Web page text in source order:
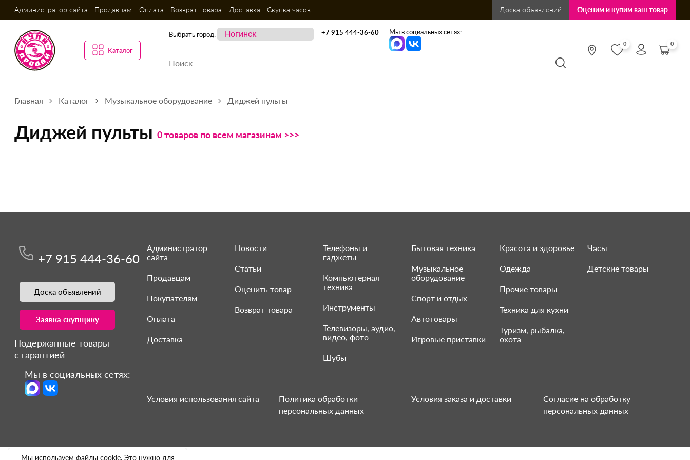
Администратор сайта Продавцам Оплата Возврат товара Доставка Скупка часов Доска объявлений Оценим и купим ваш товар
Каталог
Выбрать город: +7 915 444-36-60 Мы в социальных сетях:
0 0
Главная Каталог Музыкальное оборудование Диджей пульты
Диджей пульты 0 товаров по всем магазинам >>>
Мы используем файлы cookie. Это нужно для
+7 915 444-36-60
Доска объявлений
Заявка скупщику
Подержанные товары
с гарантией
Мы в социальных сетях:
Администратор
сайта
Продавцам
Покупателям
Оплата
Доставка
Новости
Статьи
Оценить товар
Возврат товара
Телефоны и
гаджеты
Компьютерная
техника
Инструменты
Телевизоры, аудио,
видео, фото
Шубы
Бытовая техника
Музыкальное
оборудование
Спорт и отдых
Автотовары
Игровые приставки
Красота и здоровье
Одежда
Прочие товары
Техника для кухни
Туризм, рыбалка,
охота
Часы
Детские товары
Условия использования сайта
Политика обработки
персональных данных
Условия заказа и доставки
Согласие на обработку
персональных данных